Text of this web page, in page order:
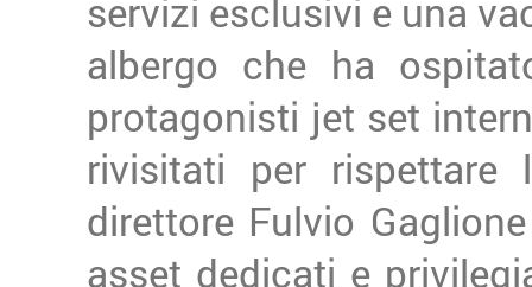
servizi esclusivi e una
albergo che ha
protagonisti jet set
rivisitati per
direttore Fulvio
asset dedicati e